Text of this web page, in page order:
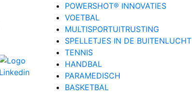
POWERSHOT® INNOVATIES
VOETBAL
MULTISPORTUITRUSTING
SPELLETJES IN DE BUITENLUCHT
TENNIS
HANDBAL
PARAMEDISCH
BASKETBAL